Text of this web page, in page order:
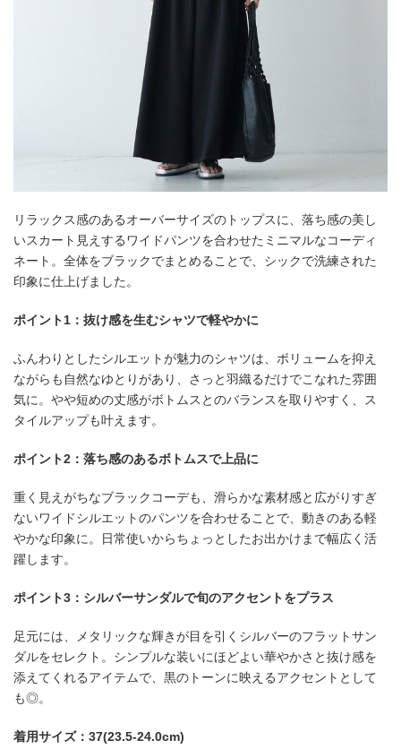
リラックス感のあるオーバーサイズのトップスに、落ち感の美し
いスカート見えするワイドパンツを合わせたミニマルなコーディ
ネート。全体をブラックでまとめることで、シックで洗練された
印象に仕上げました。
ポイント1：抜け感を生むシャツで軽やかに
ふんわりとしたシルエットが魅力のシャツは、ボリュームを抑え
ながらも自然なゆとりがあり、さっと羽織るだけでこなれた雰囲
気に。やや短めの丈感がボトムスとのバランスを取りやすく、ス
タイルアップも叶えます。
ポイント2：落ち感のあるボトムスで上品に
重く見えがちなブラックコーデも、滑らかな素材感と広がりすぎ
ないワイドシルエットのパンツを合わせることで、動きのある軽
やかな印象に。日常使いからちょっとしたお出かけまで幅広く活
躍します。
ポイント3：シルバーサンダルで旬のアクセントをプラス
足元には、メタリックな輝きが目を引くシルバーのフラットサン
ダルをセレクト。シンプルな装いにほどよい華やかさと抜け感を
添えてくれるアイテムで、黒のトーンに映えるアクセントとして
も◎。
着用サイズ：37(23.5-24.0cm)